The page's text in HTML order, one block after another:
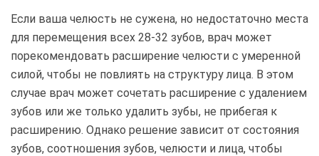
Если ваша челюсть не сужена, но недостаточно места
для перемещения всех 28-32 зубов, врач может
порекомендовать расширение челюсти с умеренной
силой, чтобы не повлиять на структуру лица. В этом
случае врач может сочетать расширение с удалением
зубов или же только удалить зубы, не прибегая к
расширению. Однако решение зависит от состояния
зубов, соотношения зубов, челюсти и лица, чтобы